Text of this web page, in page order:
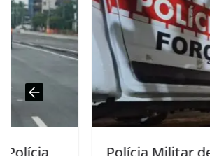
Polícia Militar